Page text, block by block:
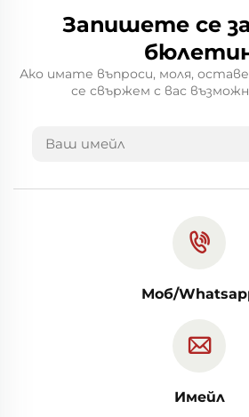
Запишете се
Ако имате въпроси, моля,
се свържем с вас
Моб/
Имейл